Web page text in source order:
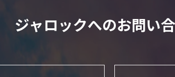
ジャロックへのお問い